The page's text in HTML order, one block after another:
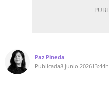
Paz Pineda
Publicada8 junio 202613:44h